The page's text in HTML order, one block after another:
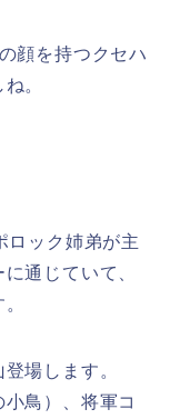
顔を持つクセハ
。
ロック姉弟が主
通じていて、
場します。
鳥）、将軍コ